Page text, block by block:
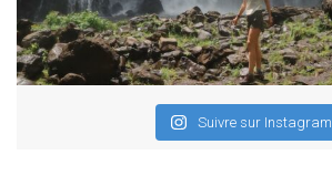
Suivre sur Instagram